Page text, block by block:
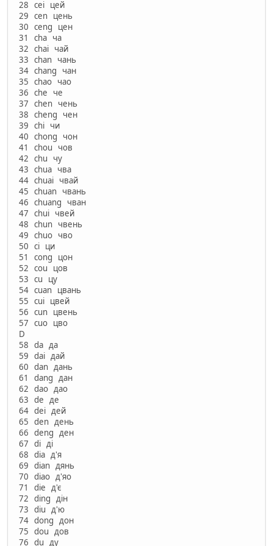
28 cei цей
29 cen цень
30 ceng цен
31 cha ча
32 chai чай
33 chan чань
34 chang чан
35 chao чао
36 che че
37 chen чень
38 cheng чен
39 chi чи
40 chong чон
41 chou чов
42 chu чу
43 chua чва
44 chuai чвай
45 chuan чвань
46 chuang чван
47 chui чвей
48 chun чвень
49 chuo чво
50 ci ци
51 cong цон
52 cou цов
53 cu цу
54 cuan цвань
55 cui цвей
56 cun цвень
57 cuo цво
D
58 da да
59 dai дай
60 dan дань
61 dang дан
62 dao дао
63 de де
64 dei дей
65 den день
66 deng ден
67 di ді
68 dia д'я
69 dian дянь
70 diao д'яо
71 die д'є
72 ding дін
73 diu д'ю
74 dong дон
75 dou дов
76 du ду